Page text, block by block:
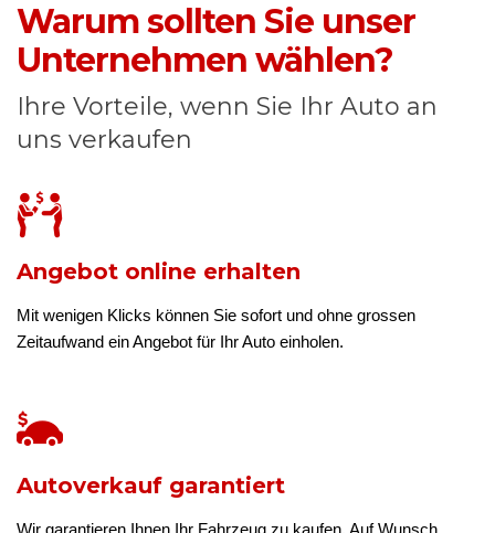
Warum sollten Sie unser
Unternehmen wählen?
Ihre Vorteile, wenn Sie Ihr Auto an
uns verkaufen
Angebot online erhalten
Mit wenigen Klicks können Sie sofort und ohne grossen
Zeitaufwand ein Angebot für Ihr Auto einholen.
Autoverkauf garantiert